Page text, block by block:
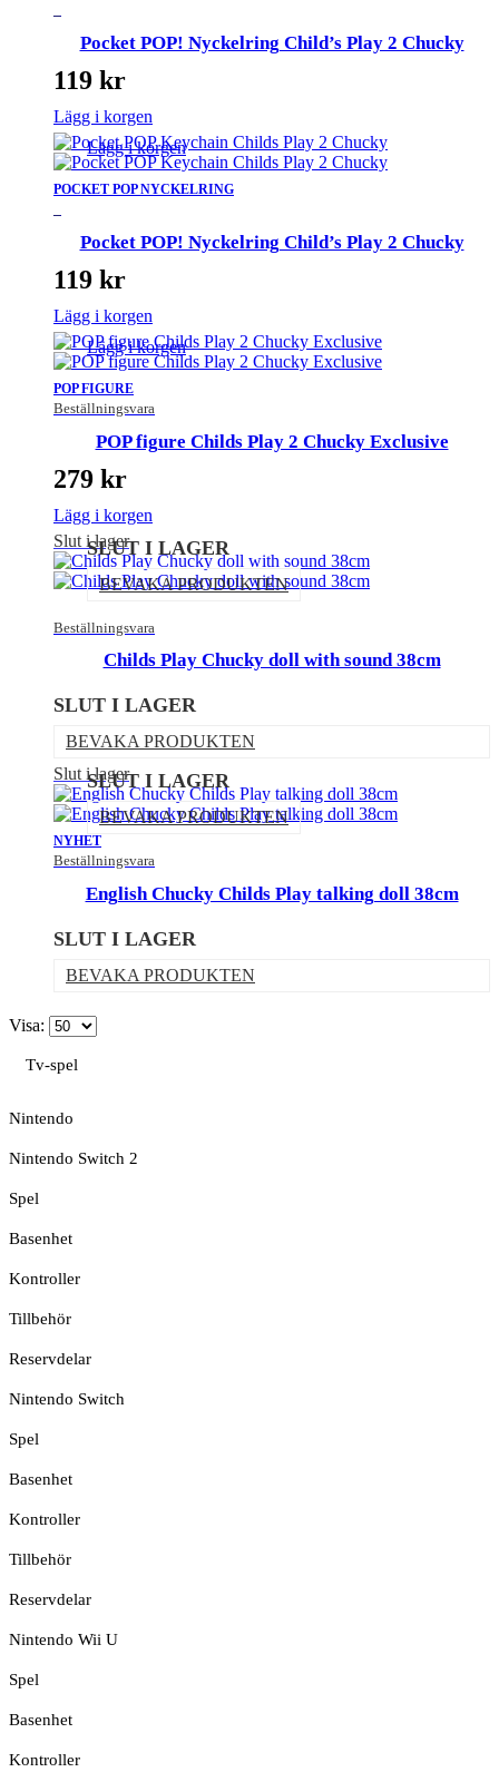
Pocket POP! Nyckelring Child’s Play 2 Chucky
119 kr
Lägg i korgen
POCKET POP NYCKELRING
Lägg i korgen
Pocket POP! Nyckelring Child’s Play 2 Chucky
119 kr
Lägg i korgen
POP FIGURE
Beställningsvara
Lägg i korgen
POP figure Childs Play 2 Chucky Exclusive
279 kr
Lägg i korgen
Slut i lager
Beställningsvara
SLUT I LAGER
BEVAKA PRODUKTEN
Childs Play Chucky doll with sound 38cm
SLUT I LAGER
BEVAKA PRODUKTEN
Slut i lager
NYHET
Beställningsvara
SLUT I LAGER
BEVAKA PRODUKTEN
English Chucky Childs Play talking doll 38cm
SLUT I LAGER
BEVAKA PRODUKTEN
Visa:
Tv-spel
Nintendo
Nintendo Switch 2
Spel
Basenhet
Kontroller
Tillbehör
Reservdelar
Nintendo Switch
Spel
Basenhet
Kontroller
Tillbehör
Reservdelar
Nintendo Wii U
Spel
Basenhet
Kontroller